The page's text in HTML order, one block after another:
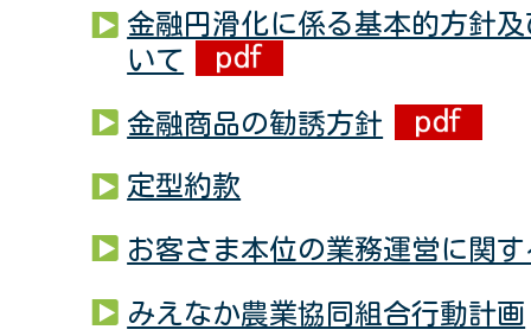
金融円滑化に係る基本的方針
いて
金融商品の勧誘方針
定型約款
お客さま本位の業務運営に関
みえなか農業協同組合行動計画